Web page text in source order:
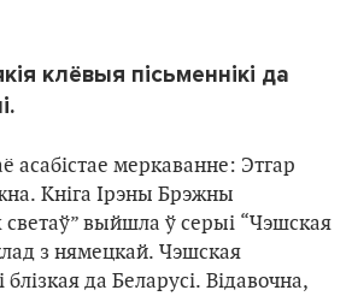
клёвыя пісьменнікі да
асабістае меркаванне: Этгар
Кніга Ірэны Брэжны
выйшла ў серыі “Чэшская
з нямецкай. Чэшская
блізкая да Беларусі. Відавочна,